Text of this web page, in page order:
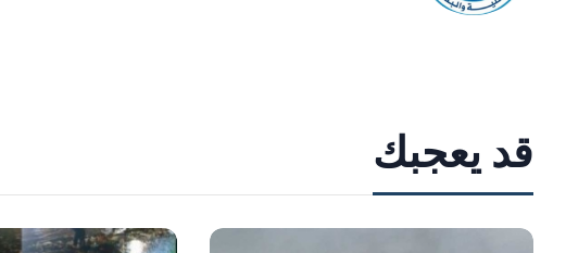
قد يعجبك